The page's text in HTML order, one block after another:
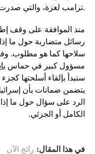
ترامب لغزة، والتي صدرت في أواخر سبتمبر.
منذ الموافقة على وقف
رسائل متضاربة حول ما
سلاحها كما هو مطلوب.
مسؤول كبير في حماس
ستبدأ بإلقاء أسلحتها
يتضمن ضمانات بأن
الرد على سؤال حول ما
الكامل أو الجزئي.
في هذا المقال: رائج الآن